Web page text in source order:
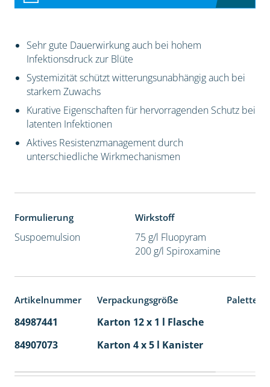
Sehr gute Dauerwirkung auch bei hohem
Infektionsdruck zur Blüte
Systemizität schützt witterungsunabhängig auch bei
starkem Zuwachs
Kurative Eigenschaften für hervorragenden Schutz bei
latenten Infektionen
Aktives Resistenzmanagement durch
unterschiedliche Wirkmechanismen
Formulierung
Suspoemulsion
Wirkstoff
75 g/l Fluopyram
200 g/l Spiroxamine
Artikelnummer Verpackungsgröße
84987441 Karton 12 x 1 l Flasche
84907073
Karton 4 x 5 l Kanister